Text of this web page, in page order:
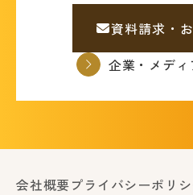
資料請求・
企業・メデ
会社概要プライバシーポリ